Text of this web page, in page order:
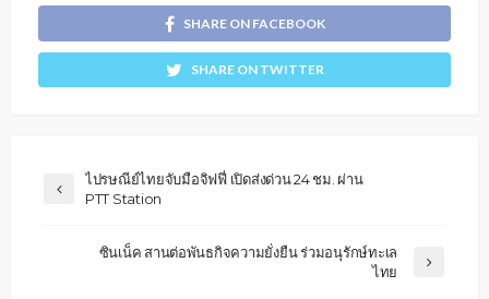
SHARE ON FACEBOOK
SHARE ON TWITTER
ไปรษณีย์ไทยจับมือจิฟฟี่ เปิดส่งด่วน 24 ชม. ผ่าน
PTT Station
ซินเน็ค สานต่อพันธกิจความยั่งยืน ร่วมอนุรักษ์ทะเล
ไทย